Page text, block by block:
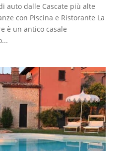
auto dalle Cascate più alte
con Piscina e Ristorante La
è un antico casale